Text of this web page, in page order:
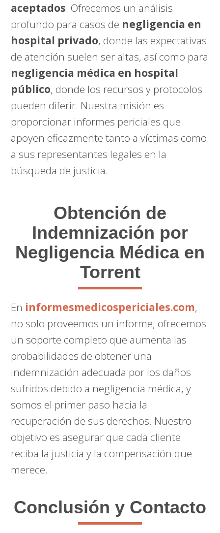
aceptados. Ofrecemos un análisis
profundo para casos de negligencia en
hospital privado, donde las expectativas
de atención suelen ser altas, así como para
negligencia médica en hospital
público, donde los recursos y protocolos
pueden diferir. Nuestra misión es
proporcionar informes periciales que
apoyen eficazmente tanto a víctimas como
a sus representantes legales en la
búsqueda de justicia.
Obtención de
Indemnización por
Negligencia Médica en
Torrent
En informesmedicospericiales.com,
no solo proveemos un informe; ofrecemos
un soporte completo que aumenta las
probabilidades de obtener una
indemnización adecuada por los daños
sufridos debido a negligencia médica, y
somos el primer paso hacia la
recuperación de sus derechos. Nuestro
objetivo es asegurar que cada cliente
reciba la justicia y la compensación que
merece.
Conclusión y Contacto